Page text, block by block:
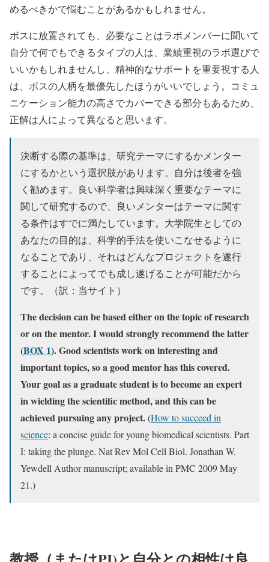
めるべきかで悩むことがあるかもしれません。
ボスに放置されても、必要なことはラボメンバーに聞いて
自分で何でもできるタイプの人は、業績重視のラボ選びで
いいかもしれませんし、精神的なサポートを重要視する人
は、ボスの人柄を最優先したほうがいいでしょう。コミュ
ニケーション能力の高さでカバーできる部分もあるため、
正解は人によって異なると思います。
決断する際の基準は、研究テーマにするかメンター
にするかという選択肢があります。自分は後者を強
く勧めます。良い科学者は興味深く重要なテーマに
関して研究するので、良いメンターはテーマに関す
る条件はすでに満たしています。大学院生としての
あなたの目的は、科学的手法を使いこなせるように
なることであり、それはどんなプロジェクトを遂行
することによってでも成し遂げることが可能だから
です。（訳：当サイト）
The decision can be based either on the topic of research
or on the mentor. I would strongly recommend the latter
(BOX 1). Good scientists work on interesting and
important topics, so a good mentor has this covered.
Your goal as a graduate student is to become an expert
in wielding the scientific method, and this can be
achieved pursuing any project.(How to succeed in
science: a concise guide for young biomedical scientists. Part
I: taking the plunge. Nat Rev Mol Cell Biol. Jonathan W.
Yewdell Author manuscript; available in PMC 2009 May
21.)